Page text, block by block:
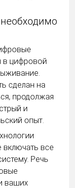
в цифровой
сделан на
продолжая
и
опыт.
включать все
Речь
ваших